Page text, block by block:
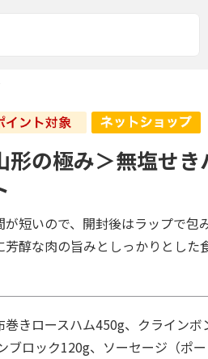
形の極み＞無塩せき
短いので、開封後はラップで包
醇な肉の旨みとしっかりとした
きロースハム450g、クラインボ
ブロック120g、ソーセージ（ポ